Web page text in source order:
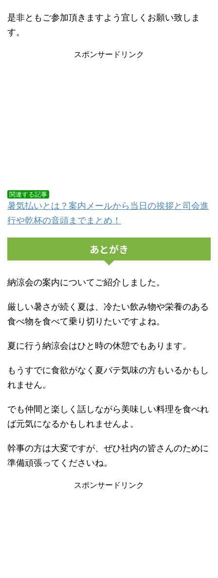
是非ともご参加頂きますよう宜しくお願い致しま
す。
スポンサードリンク
関連する記事
暑気払いとは？案内メールから当日の挨拶と司会進
行や乾杯の音頭までまとめ！
あとがき
納涼会の案内についてご紹介しました。
厳しい暑さが続く夏は、冷たい飲み物や栄養のある
食べ物を食べて乗り切りたいですよね。
夏に行う納涼会はひと時の休憩でもあります。
もうすでに食欲がなく夏バテ気味の方もいるかもし
れません。
でも仲間と楽しく話しながら美味しい料理を食べれ
ば元気になるかもしれませんよ。
幹事の方は大変ですが、ぜひ社内の皆さんのために
準備頑張ってくださいね。
スポンサードリンク